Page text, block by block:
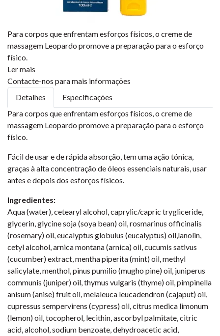
Para corpos que enfrentam esforços físicos, o creme de
massagem Leopardo promove a preparação para o esforço
físico.
Ler mais
Contacte-nos para mais informações
Detalhes
Especificações
Para corpos que enfrentam esforços físicos, o creme de
massagem Leopardo promove a preparação para o esforço
físico.
Fácil de usar e de rápida absorção, tem uma ação tónica,
graças à alta concentração de óleos essenciais naturais, usar
antes e depois dos esforços físicos.
Ingredientes:
Aqua (water), cetearyl alcohol, caprylic/capric trygliceride,
glycerin, glycine soja (soya bean) oil, rosmarinus officinalis
(rosemary) oil, eucalyptus globulus (eucalyptus) oil,lanolin,
cetyl alcohol, arnica montana (arnica) oil, cucumis sativus
(cucumber) extract, mentha piperita (mint) oil, methyl
salicylate, menthol, pinus pumilio (mugho pine) oil, juniperus
communis (juniper) oil, thymus vulgaris (thyme) oil, pimpinella
anisum (anise) fruit oil, melaleuca leucadendron (cajaput) oil,
cupressus sempervirens (cypress) oil, citrus medica limonum
(lemon) oil, tocopherol, lecithin, ascorbyl palmitate, citric
acid, alcohol, sodium benzoate, dehydroacetic acid,